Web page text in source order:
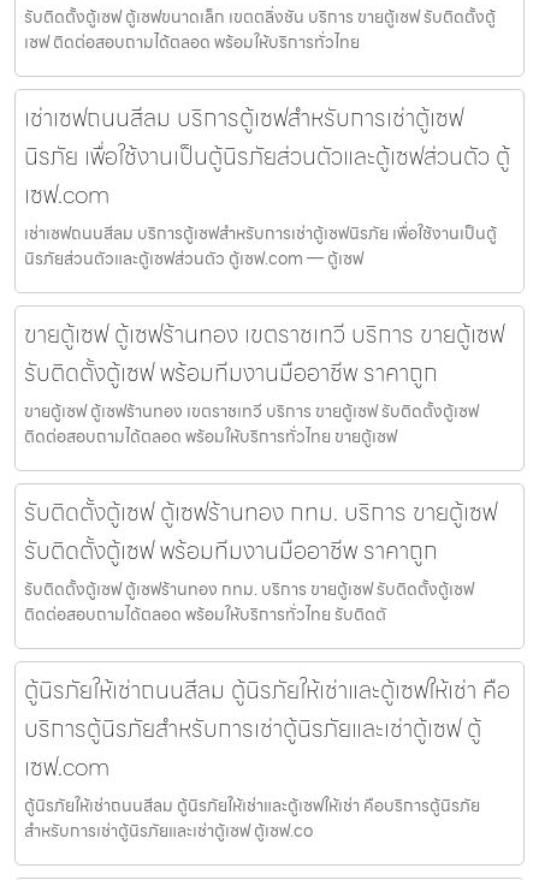
รับติดตั้งตู้เซฟ ตู้เซฟขนาดเล็ก เขตตลิ่งชัน บริการ ขายตู้เซฟ รับติดตั้งตู้
เซฟ ติดต่อสอบถามได้ตลอด พร้อมให้บริการทั่วไทย
เช่าเซฟถนนสีลม บริการตู้เซฟสำหรับการเช่าตู้เซฟ
นิรภัย เพื่อใช้งานเป็นตู้นิรภัยส่วนตัวและตู้เซฟส่วนตัว ตู้
เซฟ.com
เช่าเซฟถนนสีลม บริการตู้เซฟสำหรับการเช่าตู้เซฟนิรภัย เพื่อใช้งานเป็นตู้
นิรภัยส่วนตัวและตู้เซฟส่วนตัว ตู้เซฟ.com — ตู้เซฟ
ขายตู้เซฟ ตู้เซฟร้านทอง เขตราชเทวี บริการ ขายตู้เซฟ
รับติดตั้งตู้เซฟ พร้อมทีมงานมืออาชีพ ราคาถูก
ขายตู้เซฟ ตู้เซฟร้านทอง เขตราชเทวี บริการ ขายตู้เซฟ รับติดตั้งตู้เซฟ
ติดต่อสอบถามได้ตลอด พร้อมให้บริการทั่วไทย ขายตู้เซฟ
รับติดตั้งตู้เซฟ ตู้เซฟร้านทอง กทม. บริการ ขายตู้เซฟ
รับติดตั้งตู้เซฟ พร้อมทีมงานมืออาชีพ ราคาถูก
รับติดตั้งตู้เซฟ ตู้เซฟร้านทอง กทม. บริการ ขายตู้เซฟ รับติดตั้งตู้เซฟ
ติดต่อสอบถามได้ตลอด พร้อมให้บริการทั่วไทย รับติดตั
ตู้นิรภัยให้เช่าถนนสีลม ตู้นิรภัยให้เช่าและตู้เซฟให้เช่า คือ
บริการตู้นิรภัยสำหรับการเช่าตู้นิรภัยและเช่าตู้เซฟ ตู้
เซฟ.com
ตู้นิรภัยให้เช่าถนนสีลม ตู้นิรภัยให้เช่าและตู้เซฟให้เช่า คือบริการตู้นิรภัย
สำหรับการเช่าตู้นิรภัยและเช่าตู้เซฟ ตู้เซฟ.co